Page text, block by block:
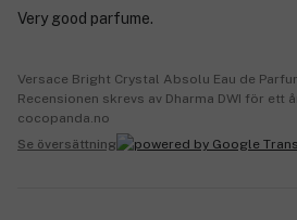
Very good parfume.
Versace Bright Crystal Absolu Eau de
Recensionen skrevs av Dharma DWI för ett
cocopanda.no
Se översättning